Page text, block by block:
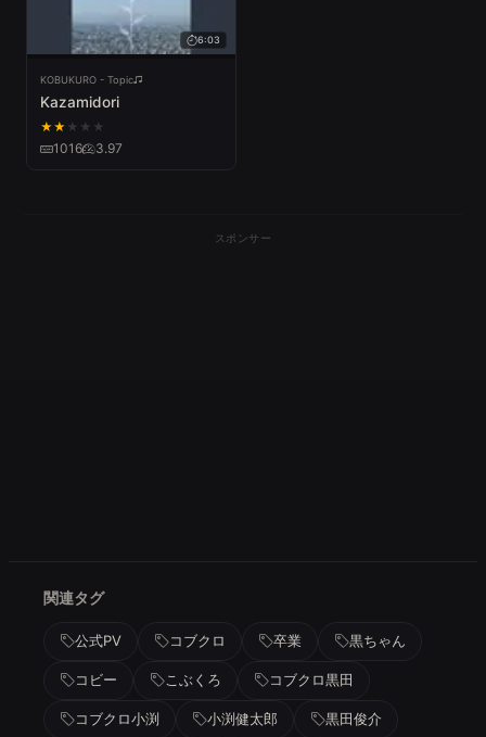
6:03
KOBUKURO - Topic
Kazamidori
★★ ★ ★ ★
1016 3.97
スポンサー
関連タグ
公式PV コブクロ 卒業 黒ちゃん
コビー こぶくろ コブクロ黒田
コブクロ小渕 小渕健太郎 黒田俊介